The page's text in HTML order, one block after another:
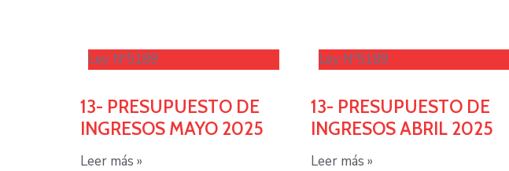
Ley Nº5189
13- PRESUPUESTO DE
INGRESOS MAYO 2025
Leer más »
Ley Nº5189
13- PRESUPUESTO DE
INGRESOS ABRIL 2025
Leer más »